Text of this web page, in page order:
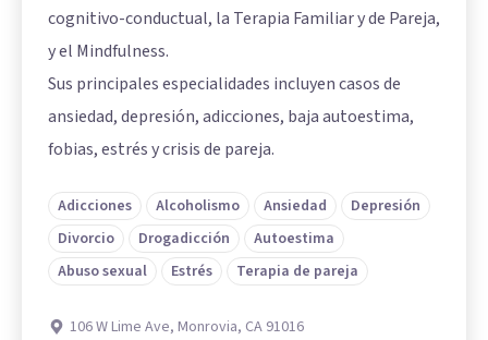
cognitivo-conductual, la Terapia Familiar y de Pareja,
y el Mindfulness.
Sus principales especialidades incluyen casos de
ansiedad, depresión, adicciones, baja autoestima,
fobias, estrés y crisis de pareja.
Adicciones Alcoholismo Ansiedad
Depresión
Divorcio
Drogadicción
Autoestima
Abuso sexual
Estrés Terapia de pareja
106 W Lime Ave, Monrovia, CA 91016